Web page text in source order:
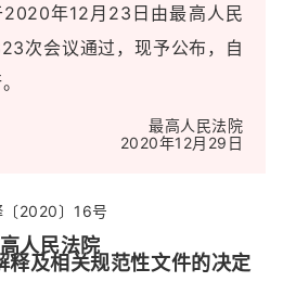
年12月23日由最高人民
次会议通过，现予公布，自
高人民法院
年12月29日
〔2020〕16号
人民法院
释及相关规范性文件的决定